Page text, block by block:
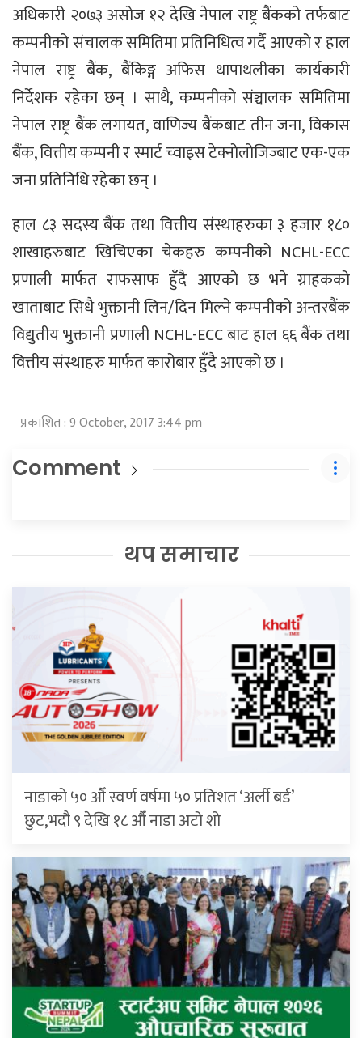
अधिकारी २०७३ असोज १२ देखि नेपाल राष्ट्र बैंकको तर्फबाट
कम्पनीको संचालक समितिमा प्रतिनिधित्व गर्दै आएको र हाल
नेपाल राष्ट्र बैंक, बैंकिङ्ग अफिस थापाथलीका कार्यकारी
निर्देशक रहेका छन् । साथै, कम्पनीको संञ्चालक समितिमा
नेपाल राष्ट्र बैंक लगायत, वाणिज्य बैंकबाट तीन जना, विकास
बैंक, वित्तीय कम्पनी र स्मार्ट च्वाइस टेक्नोलोजिज्बाट एक-एक
जना प्रतिनिधि रहेका छन् ।
हाल ८३ सदस्य बैंक तथा वित्तीय संस्थाहरुका ३ हजार १८०
शाखाहरुबाट खिचिएका चेकहरु कम्पनीको NCHL-ECC
प्रणाली मार्फत राफसाफ हुँदै आएको छ भने ग्राहकको
खाताबाट सिधै भुक्तानी लिन/दिन मिल्ने कम्पनीको अन्तरबैंक
विद्युतीय भुक्तानी प्रणाली NCHL-ECC बाट हाल ६६ बैंक तथा
वित्तीय संस्थाहरु मार्फत कारोबार हुँदै आएको छ ।
प्रकाशित : 9 October, 2017 3:44 pm
Comment
थप समाचार
नाडाको ५० औँ स्वर्ण वर्षमा ५० प्रतिशत ‘अर्ली बर्ड’
छुट,भदौ ९ देखि १८ औँ नाडा अटो शो